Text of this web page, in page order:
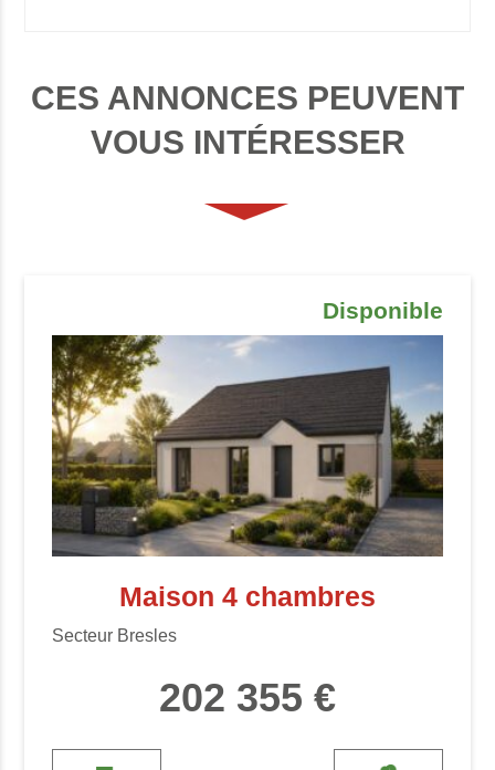
CES ANNONCES PEUVENT
VOUS INTÉRESSER
Disponible
Maison 4 chambres
Secteur Bresles
202 355 €